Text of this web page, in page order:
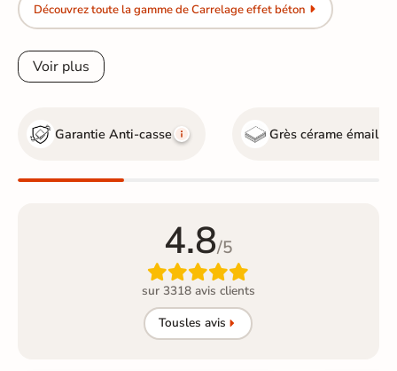
Découvrez toute la gamme de Carrelage effet béton
Voir plus
Garantie Anti-casse Grès cérame émaillé
4.8/5

sur 3318 avis clients
Tousles avis